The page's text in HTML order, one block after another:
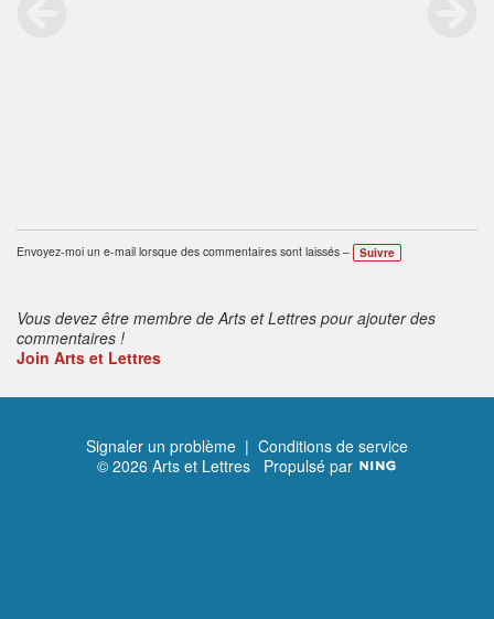
Envoyez-moi un e-mail lorsque des commentaires sont laissés – Suivre
Vous devez être membre de Arts et Lettres pour ajouter des
commentaires !
Join Arts et Lettres
Signaler un problème | Conditions de service
© 2026 Arts et Lettres Propulsé par